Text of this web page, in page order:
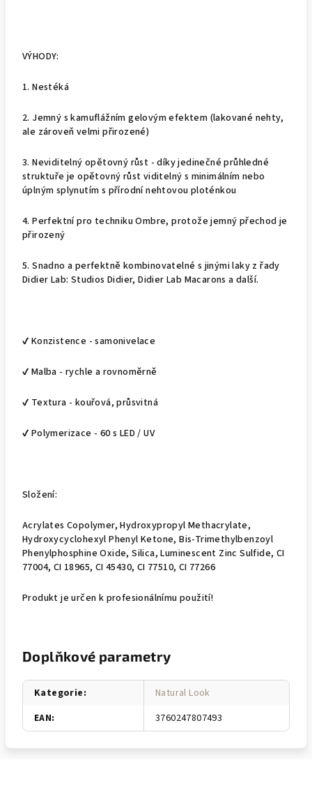
VÝHODY:
1. Nestéká
2. Jemný s kamuflážním gelovým efektem (lakované nehty,
ale zároveň velmi přirozené)
3. Neviditelný opětovný růst - díky jedinečné průhledné
struktuře je opětovný růst viditelný s minimálním nebo
úplným splynutím s přírodní nehtovou ploténkou
4. Perfektní pro techniku Ombre, protože jemný přechod je
přirozený
5. Snadno a perfektně kombinovatelné s jinými laky z řady
Didier Lab: Studios Didier, Didier Lab Macarons a další.
✔ Konzistence - samonivelace
✔ Malba - rychle a rovnoměrně
✔ Textura - kouřová, průsvitná
✔ Polymerizace - 60 s LED / UV
Složení:
Acrylates Copolymer, Hydroxypropyl Methacrylate,
Hydroxycyclohexyl Phenyl Ketone, Bis-Trimethylbenzoyl
Phenylphosphine Oxide, Silica, Luminescent Zinc Sulfide, CI
77004, CI 18965, CI 45430, CI 77510, CI 77266
Produkt je určen k profesionálnímu použití!
Doplňkové parametry
Kategorie:
Natural Look
EAN: 3760247807493